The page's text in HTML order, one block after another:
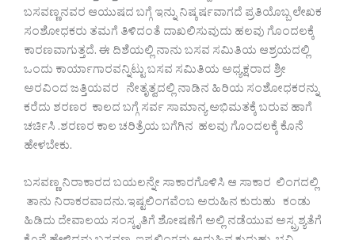
ಬಸವಣ್ಣನವರ ಆಯುಷದ ಬಗ್ಗೆ ಇನ್ನು ನಿಷ್ಕರ್ಷವಾಗದೆ ಪ್ರತಿಯೊಬ್ಬ ಲೇಖಕ
ಸಂಶೋಧಕರು ತಮಗೆ ತಿಳಿದಂತೆ ದಾಖಲಿಸುವುದು ಹಲವು ಗೊಂದಲಕ್ಕೆ
ಕಾರಣವಾಗುತ್ತದೆ. ಈ ದಿಶೆಯಲ್ಲಿ ನಾನು ಬಸವ ಸಮಿತಿಯ ಆಶ್ರಯದಲ್ಲಿ
ಒಂದು ಕಾರ್ಯಾಗಾರವನ್ನಿಟ್ಟು ಬಸವ ಸಮಿತಿಯ ಅಧ್ಯಕ್ಷರಾದ ಶ್ರೀ
ಅರವಿಂದ ಜತ್ತಿಯವರ ನೇತೃತ್ವದಲ್ಲಿ ನಾಡಿನ ಹಿರಿಯ ಸಂಶೋಧಕರನ್ನು
ಕರೆದು ಶರಣರ ಕಾಲದ ಬಗ್ಗೆ ಸರ್ವ ಸಾಮಾನ್ಯ ಅಭಿಮತಕ್ಕೆ ಬರುವ ಹಾಗೆ
ಚರ್ಚಿಸಿ .ಶರಣರ ಕಾಲ ಚರಿತ್ರೆಯ ಬಗೆಗಿನ ಹಲವು ಗೊಂದಲಕ್ಕೆ ಕೊನೆ
ಹೇಳಬೇಕು.
ಬಸವಣ್ಣ ನಿರಾಕಾರದ ಬಯಲನ್ನೇ ಸಾಕಾರಗೊಳಿಸಿ ಆ ಸಾಕಾರ ಲಿಂಗದಲ್ಲಿ
ತಾನು ನಿರಾಕರವಾದನು.ಇಷ್ಟಲಿಂಗವೆಂಬ ಅರುಹಿನ ಕುರುಹು ಕಂಡು
ಹಿಡಿದು ದೇವಾಲಯ ಸಂಸ್ಕೃತಿಗೆ ಶೋಷಣೆಗೆ ಅಲ್ಲಿ ನಡೆಯುವ ಅಸ್ಪ್ರಶ್ಯತೆಗೆ